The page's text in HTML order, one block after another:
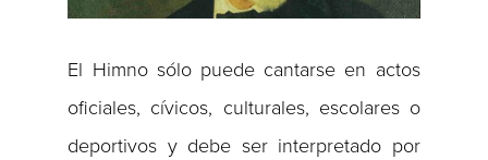
El Himno sólo puede cantarse en actos
oficiales, cívicos, culturales, escolares o
deportivos y debe ser interpretado por